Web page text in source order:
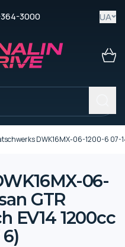
3000 UA
DWK16MX-06-1200-6 07-
06-
GTR
EV14 1200cc